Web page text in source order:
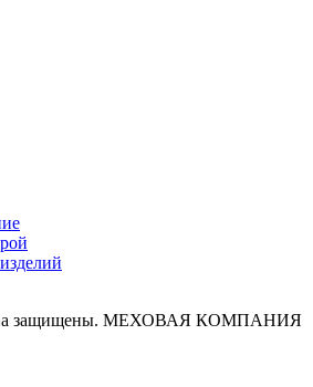
защищены. МЕХОВАЯ КОМПАНИЯ